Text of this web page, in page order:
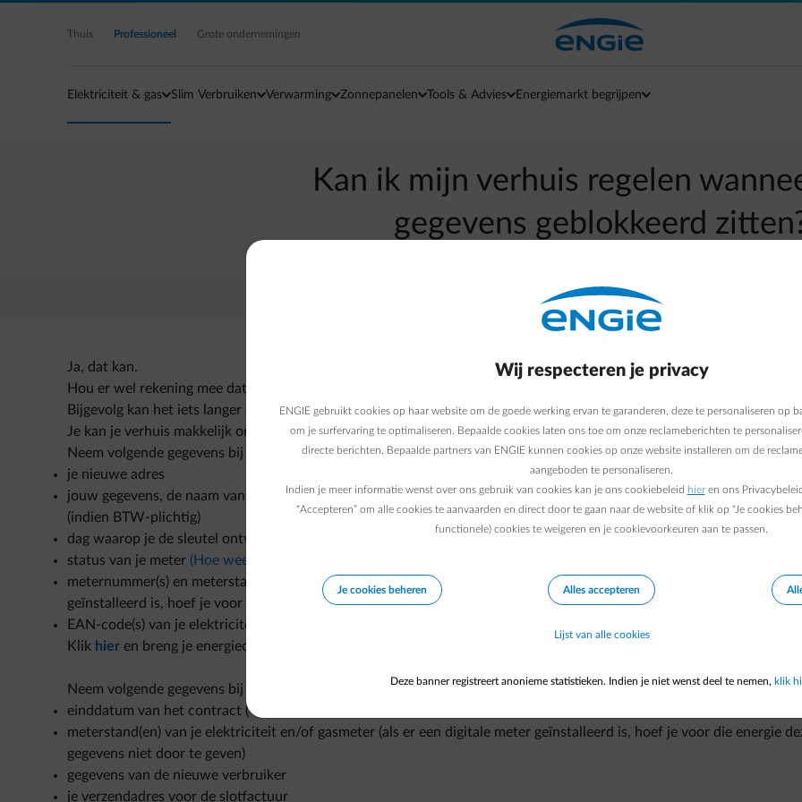
Ga naar de hoofdinhoud
Thuis Professioneel Grote ondernemingen
Elektriciteit & gas Slim Verbruiken Verwarming Zonnepanelen Tools & Advies Energiemarkt begrijpen
Kan ik mijn verhuis regelen
gegevens geblokkeerd
Terug naar contactpagina
Ja, dat kan.
Hou er wel rekening mee dat er vertraging kan zitten op de uitwisseling van jouw gegevens met je
Bijgevolg kan het iets langer duren alvorens we je verhuis kunnen verwerken.
Je kan je verhuis makkelijk online doorgeven.
Neem volgende gegevens bij de hand omenergie voor je nieuwe pand te regelen:
je nieuwe adres
jouw gegevens, de naam van de onderneming, het juridisch statuut, het ondernemingsnummer en eventueel het
(indien BTW-plichtig)
dag waarop je de sleutel ontvangt (= startdatum van je energiecontract)
status van je meter (Hoe weet ik of mijn meter actief of afgesloten is?)
meternummer(s) en meterstand(en) van je elektriciteit en/of gasmeter, indien de meters actief zijn (als er een digitale
geïnstalleerd is, hoef je voor die energie deze gegevens niet door te geven)
EAN-code(s) van je elektriciteit en/of gasmeter (soms vragen we je om die ook door te geven)
Klik hier en breng je energiecontract in orde.
Neem volgende gegevens bij de hand om de slotfactuur aan te vragen voor je vorige pand:
einddatum van het contract (= dag waarop jij de sleutels doorgeeft)
meterstand(en) van je elektriciteit en/of gasmeter (als er een digitale meter geïnstalleerd is, hoef je voor die energie
gegevens niet door te geven)
gegevens van de nieuwe verbruiker
je verzendadres voor de slotfactuur
Wij respecteren je privacy
ENGIE gebruikt cookies op haar website om de goede werking ervan te garanderen, deze te personaliseren op
om je surfervaring te optimaliseren. Bepaalde cookies laten ons toe om onze reclameberichten te
directe berichten. Bepaalde partners van ENGIE kunnen cookies op onze website installeren om de
aangeboden te personaliseren.
Indien je meer informatie wenst over ons gebruik van cookies kan je ons cookiebeleid hieren ons
“Accepteren” om alle cookies te aanvaarden en direct door te gaan naar de website of klik op "Je cookies
functionele) cookies te weigeren en je cookievoorkeuren aan te passen.
Je cookies beheren Alles accepteren
Lijst van alle cookies
Deze banner registreert anonieme statistieken. Indien je niet wenst deel te nemen, klik